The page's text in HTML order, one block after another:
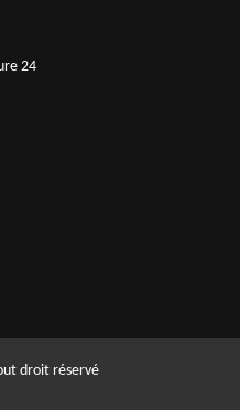
24
droit réservé